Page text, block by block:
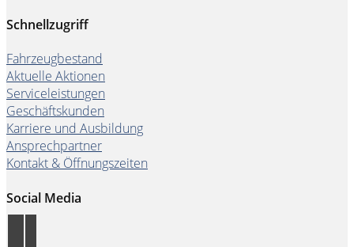
Schnellzugriff
Fahrzeugbestand
Aktuelle Aktionen
Serviceleistungen
Geschäftskunden
Karriere und Ausbildung
Ansprechpartner
Kontakt & Öffnungszeiten
Social Media